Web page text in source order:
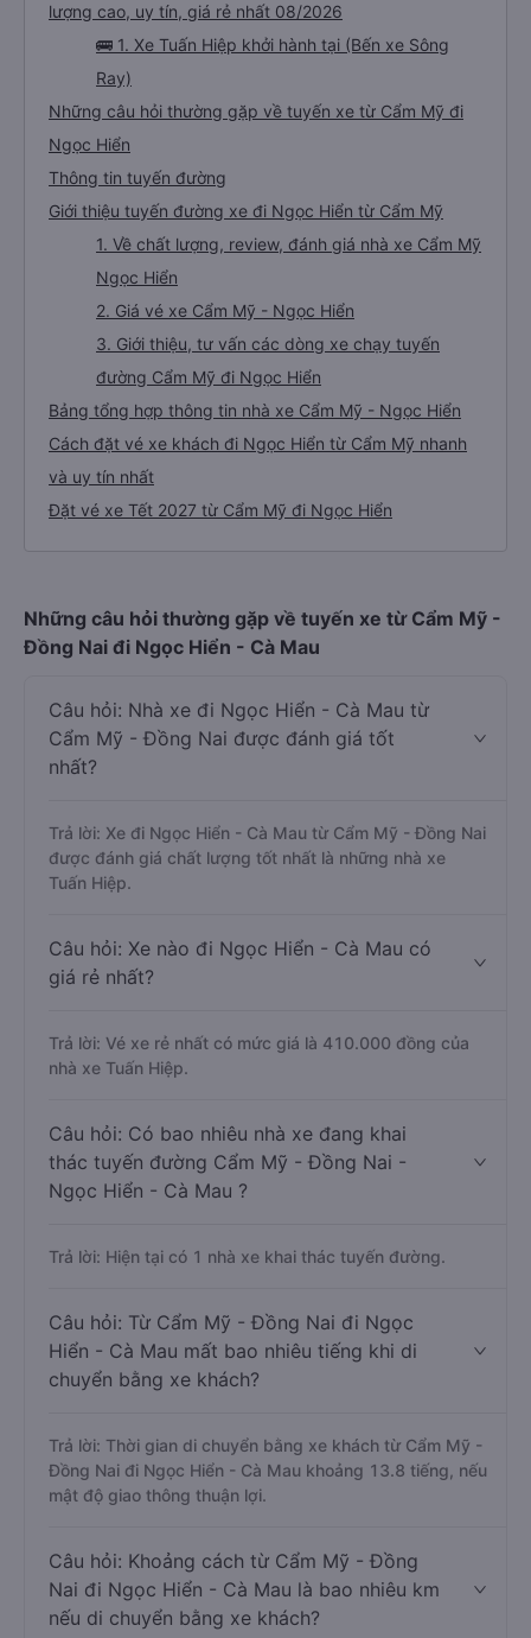
lượng cao, uy tín, giá rẻ nhất 08/2026
🚌 1. Xe Tuấn Hiệp khởi hành tại (Bến xe Sông
Ray)
Những câu hỏi thường gặp về tuyến xe từ Cẩm Mỹ đi
Ngọc Hiển
Thông tin tuyến đường
Giới thiệu tuyến đường xe đi Ngọc Hiển từ Cẩm Mỹ
1. Về chất lượng, review, đánh giá nhà xe Cẩm Mỹ
Ngọc Hiển
2. Giá vé xe Cẩm Mỹ - Ngọc Hiển
3. Giới thiệu, tư vấn các dòng xe chạy tuyến
đường Cẩm Mỹ đi Ngọc Hiển
Bảng tổng hợp thông tin nhà xe Cẩm Mỹ - Ngọc Hiển
Cách đặt vé xe khách đi Ngọc Hiển từ Cẩm Mỹ nhanh
và uy tín nhất
Đặt vé xe Tết 2027 từ Cẩm Mỹ đi Ngọc Hiển
Những câu hỏi thường gặp về tuyến xe từ Cẩm Mỹ -
Đồng Nai đi Ngọc Hiển - Cà Mau
Câu hỏi: Nhà xe đi Ngọc Hiển - Cà Mau từ
Cẩm Mỹ - Đồng Nai được đánh giá tốt
nhất?
Trả lời: Xe đi Ngọc Hiển - Cà Mau từ Cẩm Mỹ - Đồng Nai
được đánh giá chất lượng tốt nhất là những nhà xe
Tuấn Hiệp.
Câu hỏi: Xe nào đi Ngọc Hiển - Cà Mau có
giá rẻ nhất?
Trả lời: Vé xe rẻ nhất có mức giá là 410.000 đồng của
nhà xe Tuấn Hiệp.
Câu hỏi: Có bao nhiêu nhà xe đang khai
thác tuyến đường Cẩm Mỹ - Đồng Nai -
Ngọc Hiển - Cà Mau ?
Trả lời: Hiện tại có 1 nhà xe khai thác tuyến đường.
Câu hỏi: Từ Cẩm Mỹ - Đồng Nai đi Ngọc
Hiển - Cà Mau mất bao nhiêu tiếng khi di
chuyển bằng xe khách?
Trả lời: Thời gian di chuyển bằng xe khách từ Cẩm Mỹ -
Đồng Nai đi Ngọc Hiển - Cà Mau khoảng 13.8 tiếng, nếu
mật độ giao thông thuận lợi.
Câu hỏi: Khoảng cách từ Cẩm Mỹ - Đồng
Nai đi Ngọc Hiển - Cà Mau là bao nhiêu km
nếu di chuyển bằng xe khách?